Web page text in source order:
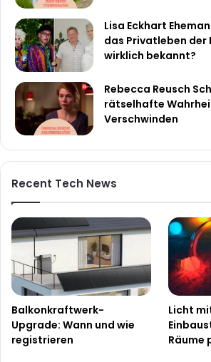
Lisa Eckhart
das Privatleben
wirklich bekannt?
Rebecca Reusch
rätselhafte
Verschwinden
Recent Tech News
Balkonkraftwerk-
Upgrade: Wann und wie
registrieren
Licht
Räume